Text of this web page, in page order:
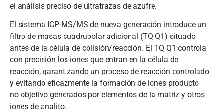
el análisis preciso de ultratrazas de azufre.
El sistema ICP-MS/MS de nueva generación introduce un
filtro de masas cuadrupolar adicional (TQ Q1) situado
antes de la célula de colisión/reacción. El TQ Q1 controla
con precisión los iones que entran en la célula de
reacción, garantizando un proceso de reacción controlado
y evitando eficazmente la formación de iones producto
no objetivo generados por elementos de la matriz y otros
iones de analito.